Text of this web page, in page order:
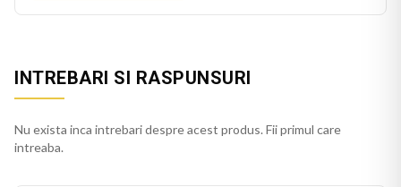
INTREBARI SI RASPUNSURI
Nu exista inca intrebari despre acest produs. Fii primul care
intreaba.